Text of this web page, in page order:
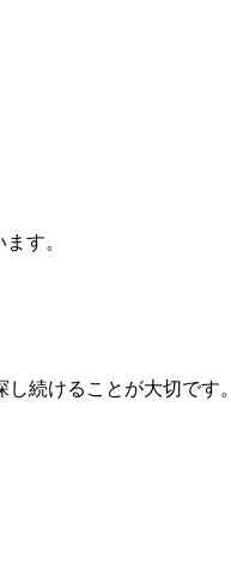
す。
続けることが大切です。